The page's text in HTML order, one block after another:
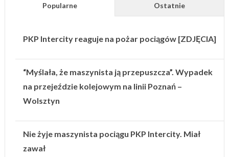
Popularne Ostatnie
PKP Intercity reaguje na pożar pociągów [ZDJĘCIA]
“Myślała, że maszynista ją przepuszcza”. Wypadek
na przejeździe kolejowym na linii Poznań –
Wolsztyn
Nie żyje maszynista pociągu PKP Intercity. Miał
zawał